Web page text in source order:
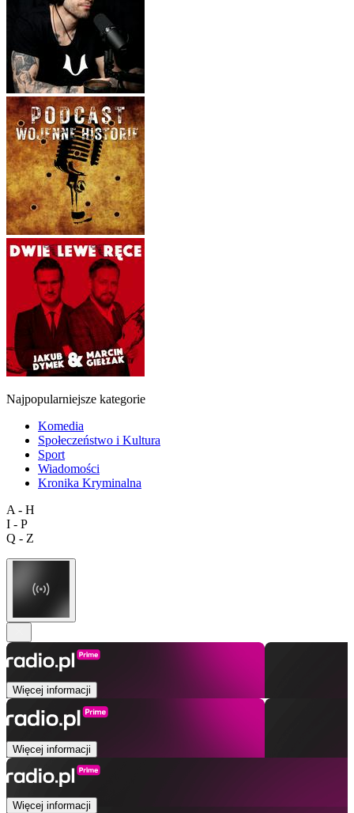
Najpopularniejsze kategorie
Komedia
Społeczeństwo i Kultura
Sport
Wiadomości
Kronika Kryminalna
A - H
I - P
Q - Z
Więcej informacji
Więcej informacji
Więcej informacji